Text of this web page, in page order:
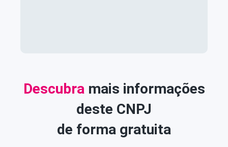
Descubra mais informações
deste CNPJ
de forma gratuita